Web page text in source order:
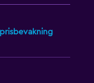
prisbevakning